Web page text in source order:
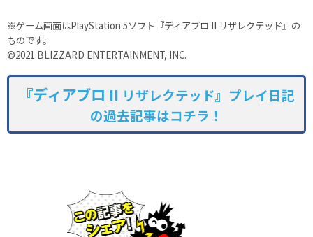
※ゲーム画面はPlayStation 5ソフト『ディアブロ II リザレクテッド』の
ものです。
©2021 BLIZZARD ENTERTAINMENT, INC.
『ディアブロ II リザレクテッド』プレイ日記
の過去記事はコチラ！